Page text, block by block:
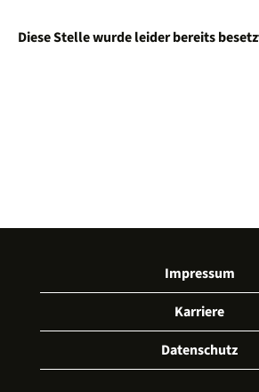
Diese Stelle wurde leider bereits
Impressum
Karriere
Datenschutz